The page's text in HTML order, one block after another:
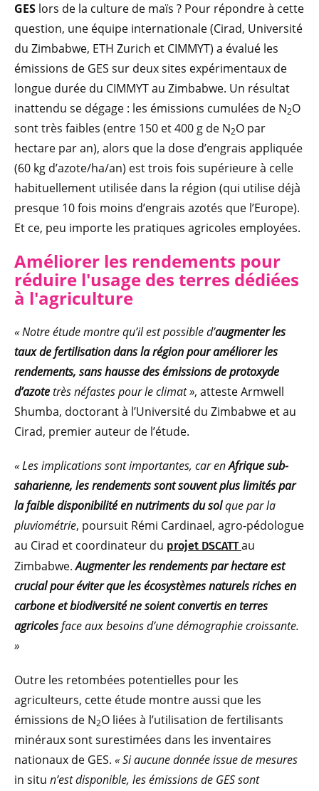
GES lors de la culture de maïs ? Pour répondre à cette
question, une équipe internationale (Cirad, Université
du Zimbabwe, ETH Zurich et CIMMYT) a évalué les
émissions de GES sur deux sites expérimentaux de
longue durée du CIMMYT au Zimbabwe. Un résultat
inattendu se dégage : les émissions cumulées de N2O
sont très faibles (entre 150 et 400 g de N2O par
hectare par an), alors que la dose d’engrais appliquée
(60 kg d’azote/ha/an) est trois fois supérieure à celle
habituellement utilisée dans la région (qui utilise déjà
presque 10 fois moins d’engrais azotés que l’Europe).
Et ce, peu importe les pratiques agricoles employées.
Améliorer les rendements pour
réduire l'usage des terres dédiées
à l'agriculture
« Notre étude montre qu’il est possible d’augmenter les
taux de fertilisation dans la région pour améliorer les
rendements, sans hausse des émissions de protoxyde
d’azotetrès néfastes pour le climat », atteste Armwell
Shumba, doctorant à l’Université du Zimbabwe et au
Cirad, premier auteur de l’étude.
« Les implications sont importantes, car enAfrique sub-
saharienne, les rendements sont souvent plus limités par
la faible disponibilité en nutriments du solque par la
pluviométrie, poursuit Rémi Cardinael, agro-pédologue
au Cirad et coordinateur du projet DSCATTau
Zimbabwe.Augmenter les rendements par hectare est
crucial pour éviter que les écosystèmes naturels riches en
carbone et biodiversité ne soient convertis en terres
agricolesface aux besoins d’une démographie croissante.
»
Outre les retombées potentielles pour les
agriculteurs, cette étude montre aussi que les
émissions de N2O liées à l’utilisation de fertilisants
minéraux sont surestimées dans les inventaires
nationaux de GES. « Si aucune donnée issue de mesures
in situ n’est disponible, les émissions de GES sont